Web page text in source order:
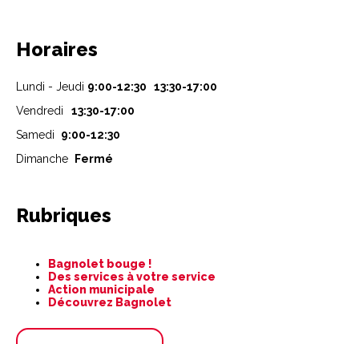
Horaires
Lundi - Jeudi 9:00-12:30 13:30-17:00
Vendredi
13:30-17:00
Samedi 9:00-12:30
Dimanche
Fermé
Rubriques
contenu
Bagnolet bouge !
Des services à votre service
Action municipale
Découvrez Bagnolet